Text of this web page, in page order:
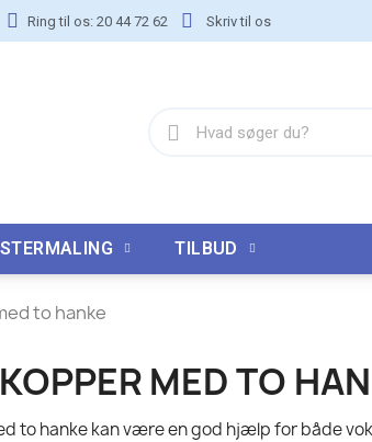
Ring til os: 20 44 72 62 Skriv til os
TILBUD
to hanke
MED TO
to hanke kan være en god hjælp for både